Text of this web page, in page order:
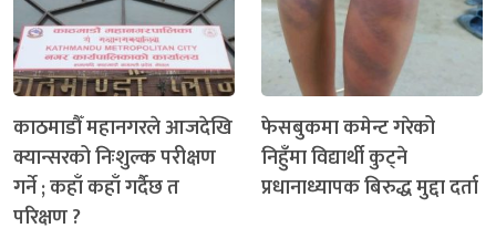
काठमाडौँ महानगरले आजदेखि
क्यान्सरको निःशुल्क परीक्षण
गर्ने ; कहाँ कहाँ गर्दैछ त
परिक्षण ?
फेसबुकमा कमेन्ट गरेको
निहुँमा विद्यार्थी कुट्ने
प्रधानाध्यापक बिरुद्ध मुद्दा दर्ता